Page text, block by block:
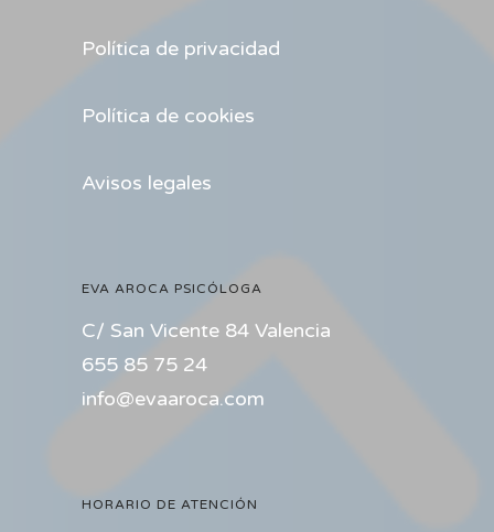
Política de privacidad
Política de cookies
Avisos legales
EVA AROCA PSICÓLOGA
C/ San Vicente 84 Valencia
655 85 75 24
info@evaaroca.com
HORARIO DE ATENCIÓN